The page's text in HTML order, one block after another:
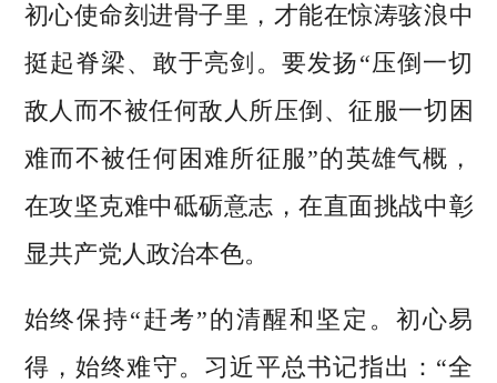
初心使命刻进骨子里，才能在惊涛骇浪中
挺起脊梁、敢于亮剑。要发扬“压倒一切
敌人而不被任何敌人所压倒、征服一切困
难而不被任何困难所征服”的英雄气概，
在攻坚克难中砥砺意志，在直面挑战中彰
显共产党人政治本色。
始终保持“赶考”的清醒和坚定。初心易
得，始终难守。习近平总书记指出：“全